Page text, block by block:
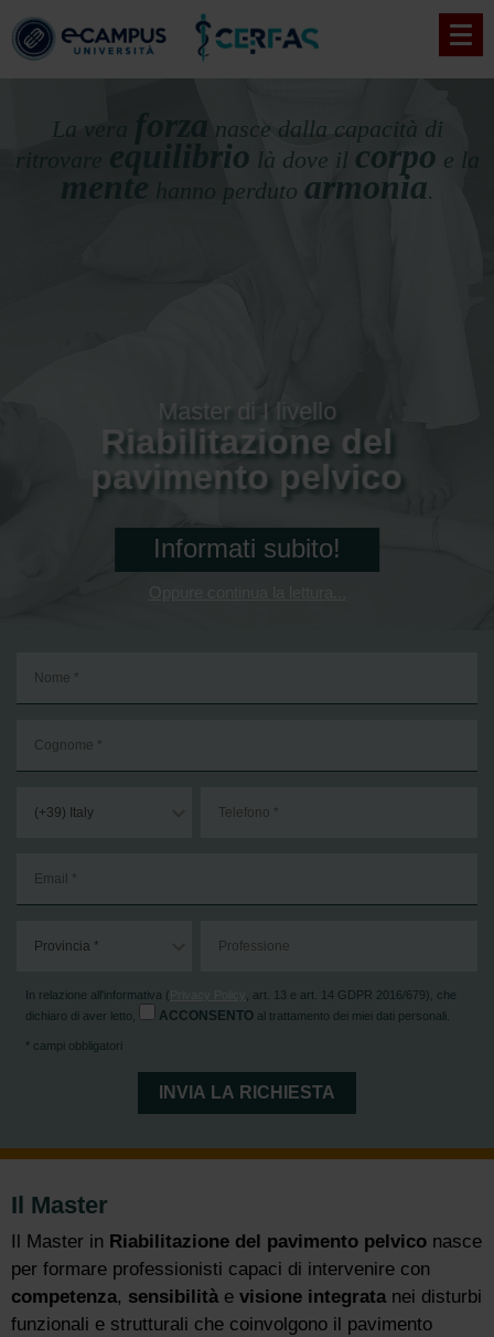
La vera forza nasce dalla capacità di
ritrovare
equilibrio là dove il corpo e la
mente hanno perduto armonia.
Master di I livello
Riabilitazione del
pavimento pelvico
Informati subito!
In relazione all'informativa (
, art. 13 e art. 14 GDPR 2016/679), che
dichiaro di aver letto,
ACCONSENTO al trattamento dei miei dati personali.
* campi obbligatori
Il Master
Il Master in Riabilitazione del pavimento pelvico nasce
per formare professionisti capaci di intervenire con
competenza, sensibilitàe visione integratanei disturbi
funzionali e strutturali che coinvolgono il pavimento